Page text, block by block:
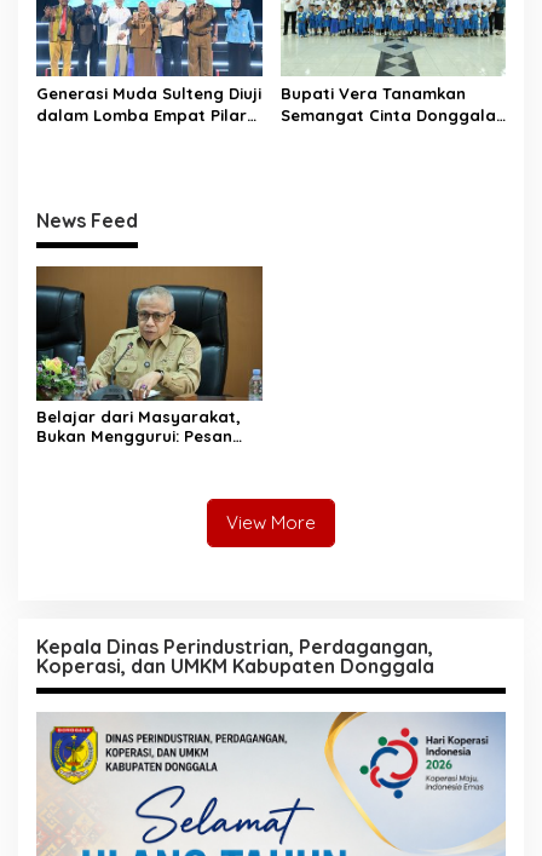
Generasi Muda Sulteng Diuji
dalam Lomba Empat Pilar
Bupati Vera Tanamkan
Semangat Cinta Donggala
News Feed
Belajar dari Masyarakat,
Bukan Menggurui: Pesan
View More
Kepala Dinas Perindustrian, Perdagangan,
Koperasi, dan UMKM Kabupaten Donggala